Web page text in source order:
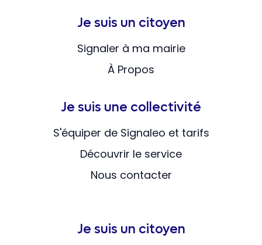
Je suis un citoyen
Signaler à ma mairie
À Propos
Je suis une collectivité
S'équiper de Signaleo et tarifs
Découvrir le service
Nous contacter
Je suis un citoyen